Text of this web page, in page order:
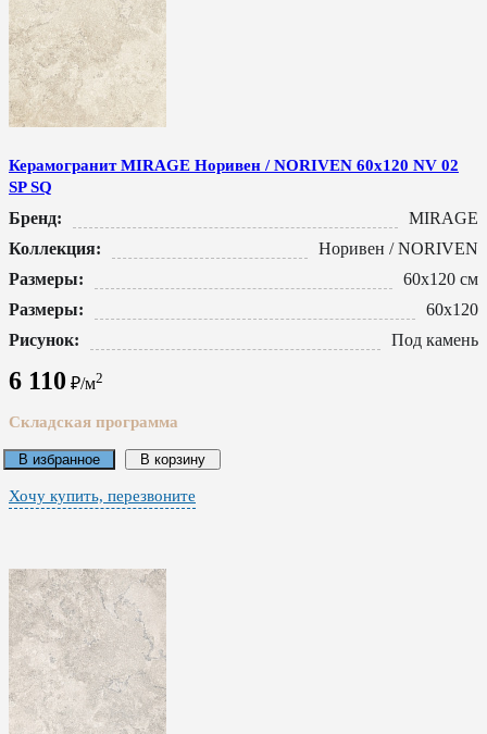
Керамогранит MIRAGE Норивен / NORIVEN 60x120 NV 02
SP SQ
Бренд:
MIRAGE
Коллекция:
Норивен / NORIVEN
Размеры:
60x120 см
Размеры:
60x120
Рисунок:
Под камень
6 110 ₽/м2
Складская программа
В избранное В корзину
Хочу купить, перезвоните